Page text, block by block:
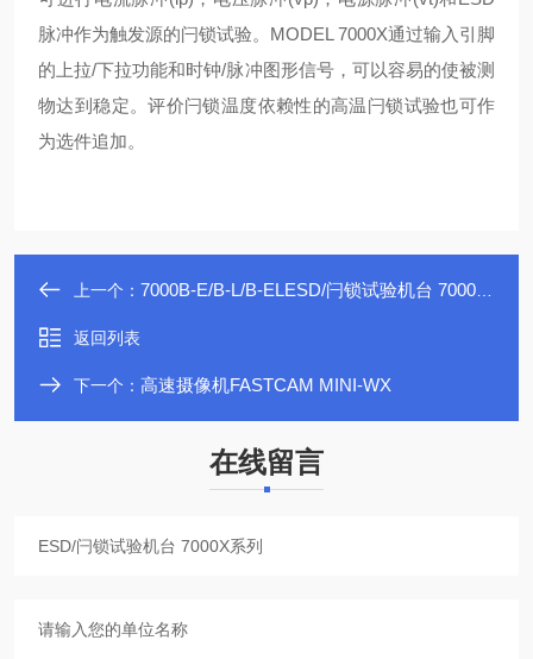
脉冲作为触发源的闩锁试验。MODEL 7000X通过输入引脚
的上拉/下拉功能和时钟/脉冲图形信号，可以容易的使被测
物达到稳定。评价闩锁温度依赖性的高温闩锁试验也可作
为选件追加。
上一个： 7000B-E/B-L/B-ELESD/闩锁试验机台 7000B系列
返回列表
下一个： 高速摄像机FASTCAM MINI-WX
在线留言